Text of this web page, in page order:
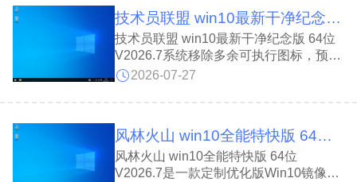
脸、指纹解锁及微软账号登录，安装便
捷、适配性广，新旧高低配电脑均可流畅
适配使用。
技术员联盟 win10最新干净纪念版 64位 V2026.7
技术员联盟 win10最新干净纪念版 64位
V2026.7系统移除多余可执行图标，预览
界面更加直观;调整局域网共享相关策
自动清理冗余系统文件，任务管理器新增
共享安全规则，禁止空密码接入，多项细
节调整让日常办公操作更加顺手。
2026-07-27
风林火山 win10全能特快版 64位 V2026.7
风林火山 win10全能特快版 64位
V2026.7是一款定制优化版Win10镜像，